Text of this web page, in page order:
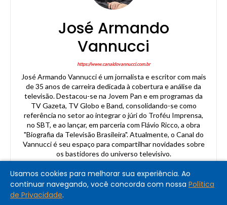
José Armando
Vannucci
https://www.canaldovannucci.com.br
José Armando Vannucci é um jornalista e escritor com mais
de 35 anos de carreira dedicada à cobertura e análise da
televisão. Destacou-se na Jovem Pan e em programas da
TV Gazeta, TV Globo e Band, consolidando-se como
referência no setor ao integrar o júri do Troféu Imprensa,
no SBT, e ao lançar, em parceria com Flávio Ricco, a obra
"Biografia da Televisão Brasileira". Atualmente, o Canal do
Vannucci é seu espaço para compartilhar novidades sobre
os bastidores do universo televisivo.
Usamos cookies para melhorar sua experiência. Ao
continuar navegando, você concorda com nossa Política
de Privacidade.